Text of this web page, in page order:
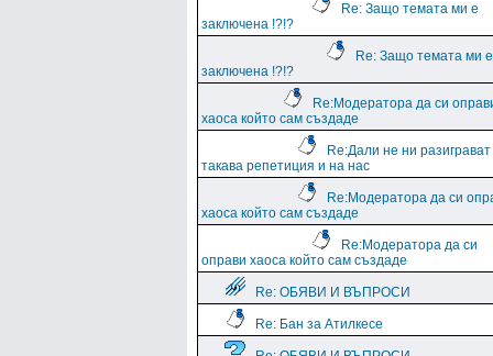
Re: Защо темата ми е
заключена !?!?
Re: Защо темата ми е
заключена !?!?
Re:Модератора да си
хаоса който сам създаде
Re:Дали не ни разиграват
такава репетиция и на нас
Re:Модератора да си
хаоса който сам създаде
Re:Модератора да си
оправи хаоса който сам създаде
Re: ОБЯВИ И ВЪПРОСИ
Re: Бан за Атилкесе